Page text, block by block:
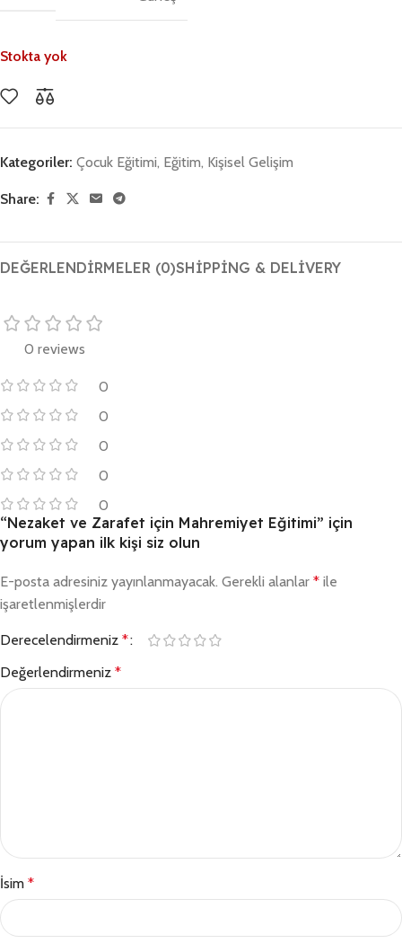
Stokta yok
Kategoriler: Çocuk Eğitimi, Eğitim, Kişisel Gelişim
Share:
DEĞERLENDIRMELER (0)SHIPPING & DELIVERY
0 reviews
0
0
0
0
0
“Nezaket ve Zarafet için Mahremiyet Eğitimi” için
yorum yapan ilk kişi siz olun
E-posta adresiniz yayınlanmayacak. Gerekli alanlar * ile
işaretlenmişlerdir
Derecelendirmeniz *
Değerlendirmeniz *
İsim *